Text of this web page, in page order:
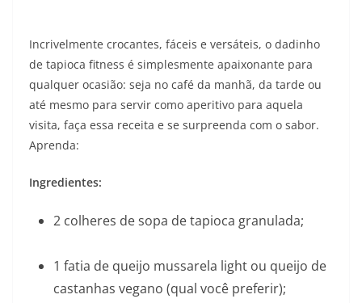
Incrivelmente crocantes, fáceis e versáteis, o dadinho
de tapioca fitness é simplesmente apaixonante para
qualquer ocasião: seja no café da manhã, da tarde ou
até mesmo para servir como aperitivo para aquela
visita, faça essa receita e se surpreenda com o sabor.
Aprenda:
Ingredientes:
2 colheres de sopa de tapioca granulada;
1 fatia de queijo mussarela light ou queijo de
castanhas vegano (qual você preferir);